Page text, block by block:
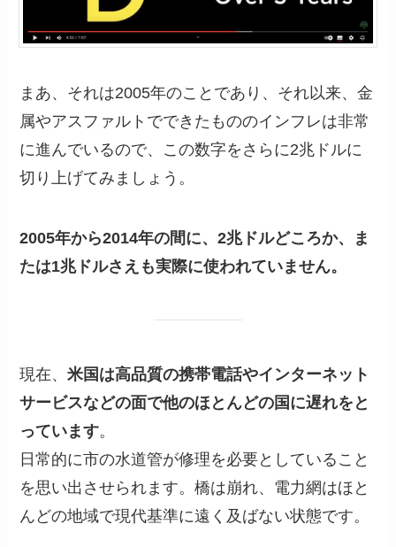
まあ、それは2005年のことであり、それ以来、金
属やアスファルトでできたもののインフレは非常
に進んでいるので、この数字をさらに2兆ドルに
切り上げてみましょう。
2005年から2014年の間に、2兆ドルどころか、ま
たは1兆ドルさえも実際に使われていません。
現在、米国は高品質の携帯電話やインターネット
サービスなどの面で他のほとんどの国に遅れをと
っています。
日常的に市の水道管が修理を必要としていること
を思い出させられます。橋は崩れ、電力網はほと
んどの地域で現代基準に遠く及ばない状態です。